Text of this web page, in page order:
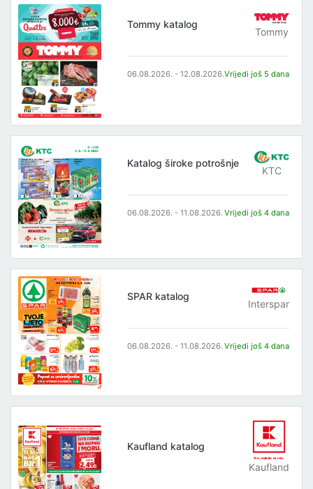
Tommy katalog
Tommy
06.08.2026. - 12.08.2026.Vrijedi još 5 dana
Katalog široke potrošnje
KTC
06.08.2026. - 11.08.2026. Vrijedi još 4 dana
SPAR katalog
Interspar
06.08.2026. - 11.08.2026. Vrijedi još 4 dana
Kaufland katalog
Kaufland